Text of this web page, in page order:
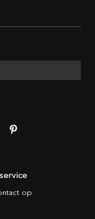
op